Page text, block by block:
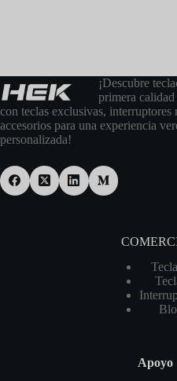
¡Descubre
primera
con teclas exclusivas, interruptores
accesorios para una experiencia
personalizada!
Apoyo